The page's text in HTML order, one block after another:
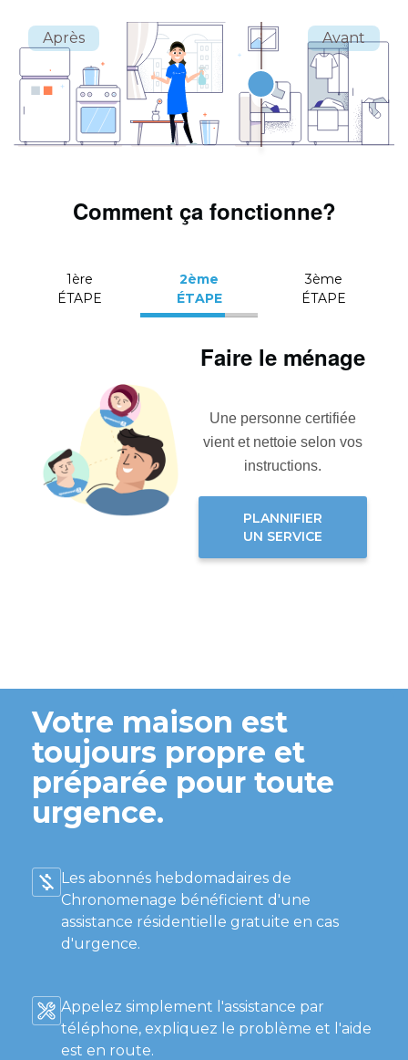
Comment ça fonctionne?
1ère
ÉTAPE
2ème
ÉTAPE
3ème
ÉTAPE
Faire le ménage
Une personne certifiée
vient et nettoie selon vos
instructions.
PLANNIFIER
UN SERVICE
Votre maison est
toujours propre et
préparée pour toute
urgence.
Les abonnés hebdomadaires de
Chronomenage bénéficient d'une
assistance résidentielle gratuite en cas
d'urgence.
Appelez simplement l'assistance par
téléphone, expliquez le problème et l'aide
est en route.